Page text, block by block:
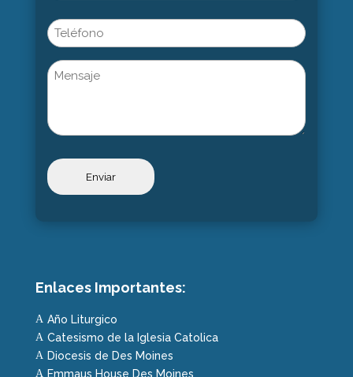
Phone
Untitled
Enlaces Importantes:
A Año Liturgico
A Catesismo de la Iglesia Catolica
A Diocesis de Des Moines
A Emmaus House Des Moines